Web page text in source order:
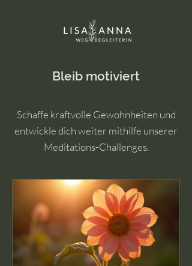
Bleib motiviert
Schaffe kraftvolle Gewohnheiten und
entwickle dich weiter mithilfe unserer
Meditations-Challenges.